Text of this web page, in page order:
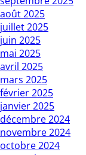
août 2025
juillet 2025
juin 2025
mai 2025
avril 2025
mars 2025
février 2025
janvier 2025
décembre 2024
novembre 2024
octobre 2024